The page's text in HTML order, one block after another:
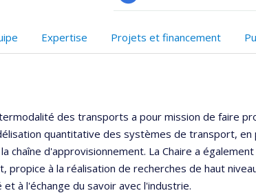
Site
de
Expertise Projets et financement
des transports a pour mission de faire
quantitative des systèmes de transport, en
chaîne d'approvisionnement. La Chaire a
propice à la réalisation de recherches de haut
à l'échange du savoir avec l'industrie.